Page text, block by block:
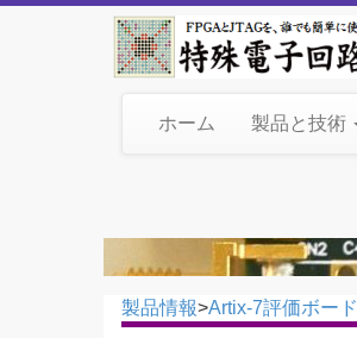
ホーム 製品と技術
製品情報>Artix-7評価ボード